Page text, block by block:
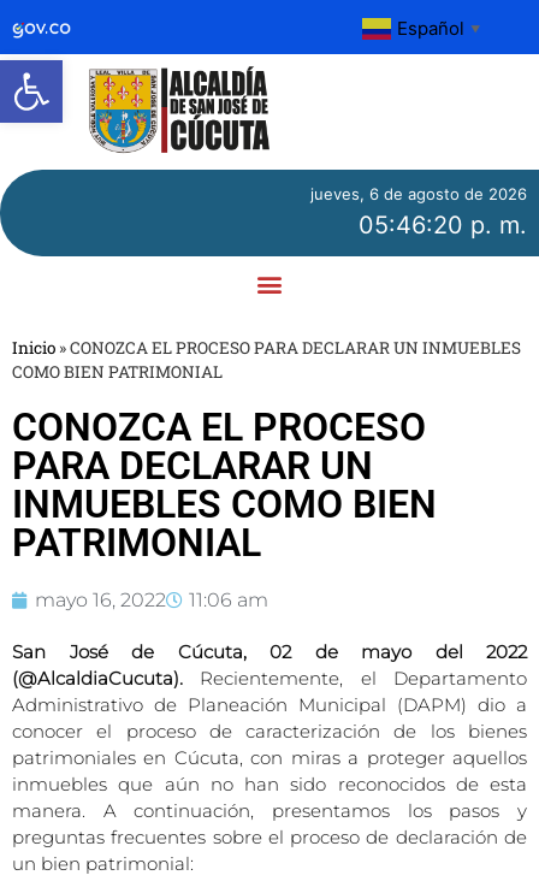
Abrir barra de herramientas
Español ▼
jueves, 6 de agosto de 2026
05:46:20 p. m.
Inicio »CONOZCA EL PROCESO PARA DECLARAR UN INMUEBLES
COMO BIEN PATRIMONIAL
CONOZCA EL PROCESO
PARA DECLARAR UN
INMUEBLES COMO BIEN
PATRIMONIAL
mayo 16, 2022 11:06 am
San José de Cúcuta, 02 de mayo del 2022
(@AlcaldiaCucuta).
Recientemente, el Departamento
Administrativo de Planeación Municipal (DAPM) dio a
conocer el proceso de caracterización de los bienes
patrimoniales en Cúcuta, con miras a proteger aquellos
inmuebles que aún no han sido reconocidos de esta
manera. A continuación, presentamos los pasos y
preguntas frecuentes sobre el proceso de declaración de
un bien patrimonial: